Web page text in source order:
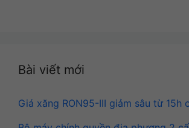
Bài viết mới
Giá xăng RON95-III giảm sâu từ 15h